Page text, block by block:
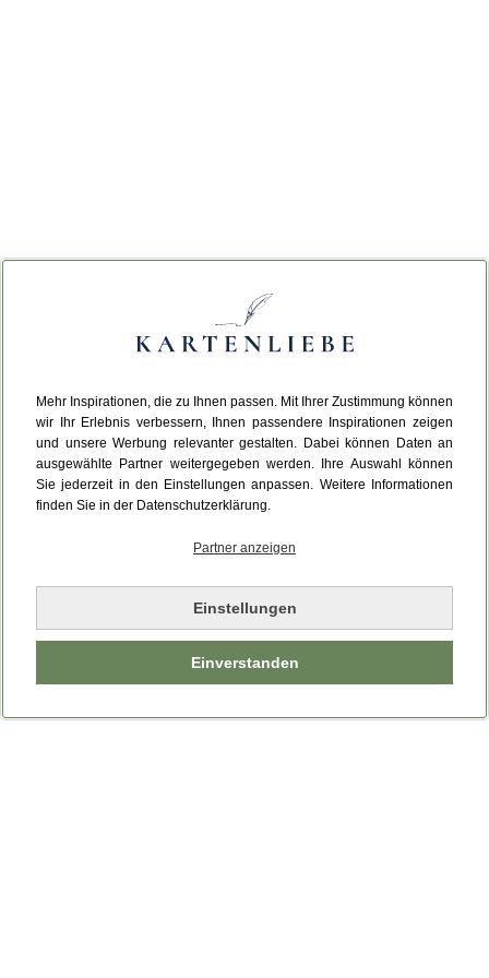
Mehr Inspirationen, die zu Ihnen passen. Mit Ihrer Zustimmung können
wir Ihr Erlebnis verbessern, Ihnen passendere Inspirationen zeigen
und unsere Werbung relevanter gestalten. Dabei können Daten an
ausgewählte Partner weitergegeben werden. Ihre Auswahl können
Sie jederzeit in den Einstellungen anpassen. Weitere Informationen
finden Sie in der Datenschutzerklärung.
Partner anzeigen
Einstellungen
Einverstanden